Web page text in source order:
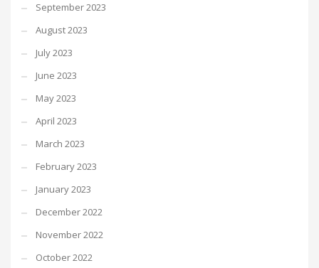
September 2023
August 2023
July 2023
June 2023
May 2023
April 2023
March 2023
February 2023
January 2023
December 2022
November 2022
October 2022